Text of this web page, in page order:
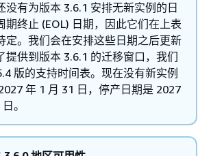
没有为版本 3.6.1 安排无新实例的日
期终止 (EOL) 日期，因此它们在上表
定。我们会在安排这些日期之后更新
提供到版本 3.6.1 的迁移窗口，我们
版的支持时间表。现在没有新实例
年 1 月 31 日，停产日期是 2027
。